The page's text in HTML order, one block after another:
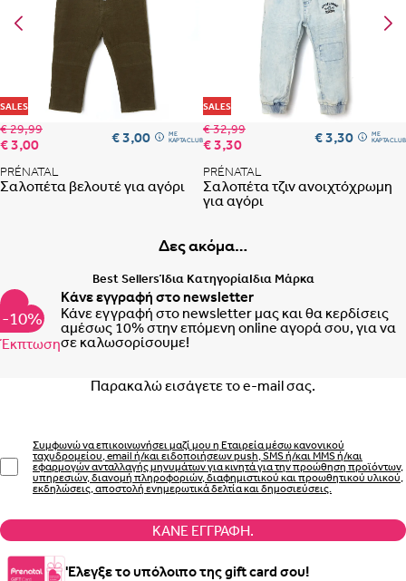
SALES Προσθήκη στη λίστα αγαπημένων
€ 29,99
€ 3,00 € 3,00 ME
ΚΑΡΤΑ CLUB
PRÉNATAL
Σαλοπέτα βελουτέ για αγόρι
SALES
€ 32,99
€ 3,30 € 3,30 ME
ΚΑΡΤΑ CLUB
PRÉNATAL
Σαλοπέτα τζιν ανοιχτόχρωμη
για αγόρι
Δες ακόμα…
Best SellersΊδια ΚατηγορίαΙδια Μάρκα
-10%
Έκπτωση
Κάνε εγγραφή στο newsletter
Κάνε εγγραφή στο newsletter μας και θα κερδίσεις
αμέσως 10% στην επόμενη online αγορά σου, για να
σε καλωσορίσουμε!
Συμφωνώ να επικοινωνήσει μαζί μου η Εταιρεία μέσω κανονικού
ταχυδρομείου, email ή/και ειδοποιήσεων push, SMS ή/και MMS ή/και
εφαρμογών ανταλλαγής μηνυμάτων για κινητά για την προώθηση προϊόντων,
υπηρεσιών, διανομή πληροφοριών, διαφημιστικού και προωθητικού υλικού,
εκδηλώσεις, αποστολή ενημερωτικά δελτία και δημοσιεύσεις.
ΚΆΝΕ ΕΓΓΡΑΦΉ.
'Ελεγξε το υπόλοιπο της gift card σου!